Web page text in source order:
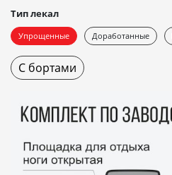
Тип лекал
Упрощенные Доработанные
С бортами